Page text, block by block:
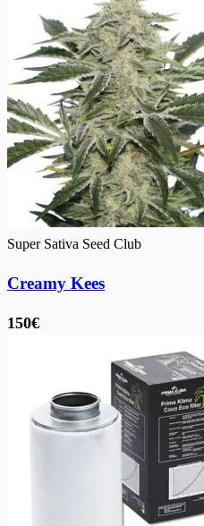
Super Sativa Seed Club
Creamy Kees
150€